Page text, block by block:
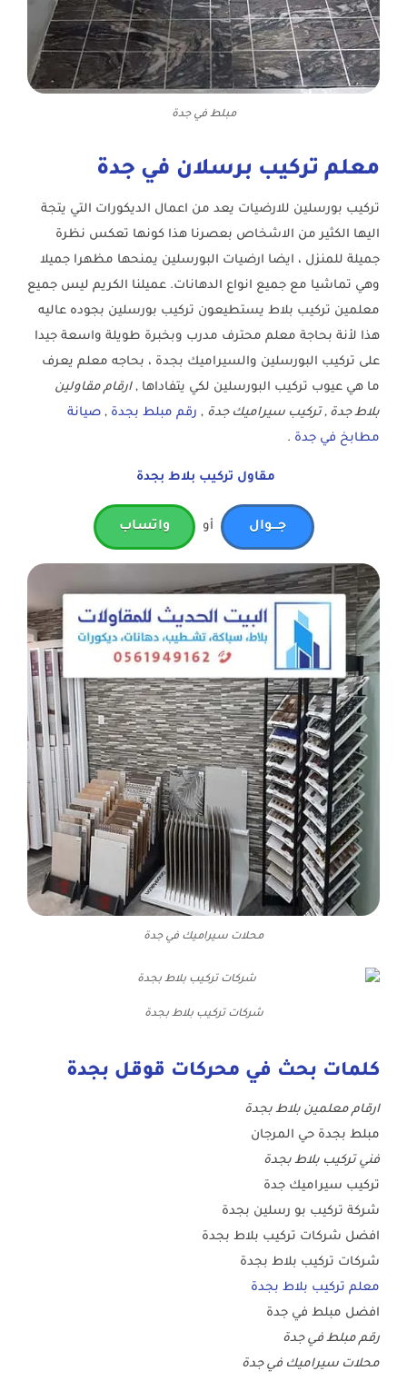
مبلط في جدة
معلم تركيب برسلان في جدة
تركيب بورسلين للارضيات يعد من اعمال الديكورات التي يتجة
اليها الكثير من الاشخاص بعصرنا هذا كونها تعكس نظرة
جميلة للمنزل ، ايضا ارضيات البورسلين يمنحها مظهرا جميلا
وهي تماشيا مع جميع انواع الدهانات. عميلنا الكريم ليس جميع
معلمين تركيب بلاط يستطيعون تركيب بورسلين بجوده عاليه
هذا لأنة بحاجة معلم محترف مدرب وبخبرة طويلة واسعة جيدا
على تركيب البورسلين والسيراميك بجدة ، بحاجه معلم يعرف
ما هي عيوب تركيب البورسلين لكي يتفاداها ,ارقام مقاولين
بلاط جدة , تركيب سيراميك جدة , رقم مبلط بجدة , صيانة
مطابخ في جدة .
مقاول تركيب بلاط بجدة
جـــوال أو واتساب
محلات سيراميك في جدة
شركات تركيب بلاط بجدة
كلمات بحث في محركات قوقل بجدة
ارقام معلمين بلاط بجدة
مبلط بجدة حي المرجان
فني تركيب بلاط بجدة
تركيب سيراميك جدة
شركة تركيب بو رسلين بجدة
افضل شركات تركيب بلاط بجدة
شركات تركيب بلاط بجدة
معلم تركيب بلاط بجدة
افضل مبلط في جدة
رقم مبلط في جدة
محلات سيراميك في جدة